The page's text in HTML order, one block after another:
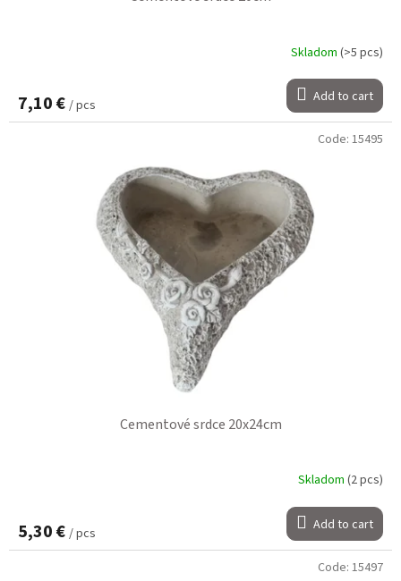
Skladom (>5 pcs)
7,10 € / pcs Add to cart
Cementové srdce 20x24cm
Skladom (2 pcs)
5,30 € / pcs Add to cart
Code: 15495
Code: 15497